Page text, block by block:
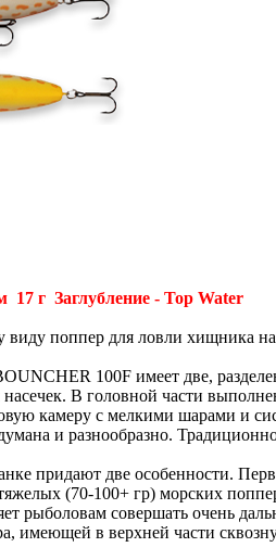
г Заглубление - Top Water
поппер для ловли хищника на
100F имеет две,
В головной части
камеру с мелкими шарами и
и разнообразно.
придают две особенности.
(70-100+ гр) морских
рыболовам совершать очень
имеющей в верхней части